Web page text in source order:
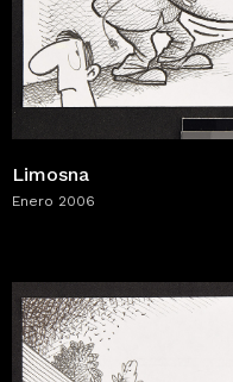
Limosna
Enero 2006